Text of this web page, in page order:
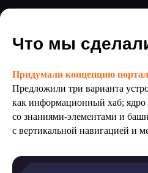
Что мы
Придумали концепцию
Предложили три варианта
как информационный хаб; ядро
со знаниями-элементами и
с вертикальной навигацией и